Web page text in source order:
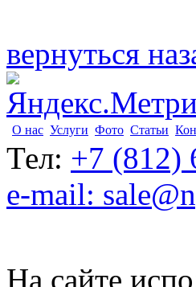
вернуться
О нас Услуги Фото Статьи
Тел: +7 (812)
e-mail:
На сайте